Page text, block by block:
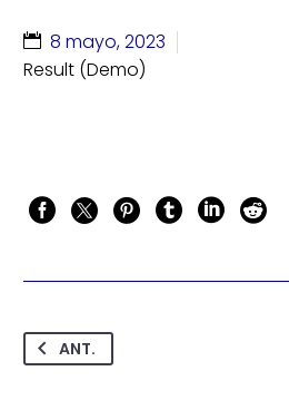
8 mayo, 2023
Result (Demo)
ANT.